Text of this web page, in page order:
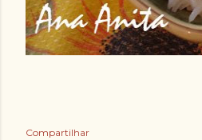
Compartilhar